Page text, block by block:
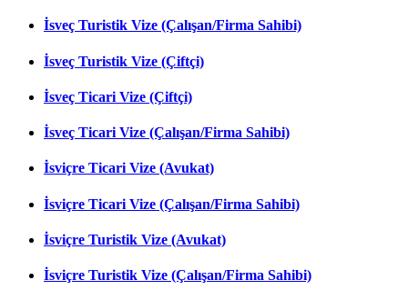
İsveç Turistik Vize (Çalışan/Firma Sahibi)
İsveç Turistik Vize (Çiftçi)
İsveç Ticari Vize (Çiftçi)
İsveç Ticari Vize (Çalışan/Firma Sahibi)
İsviçre Ticari Vize (Avukat)
İsviçre Ticari Vize (Çalışan/Firma Sahibi)
İsviçre Turistik Vize (Avukat)
İsviçre Turistik Vize (Çalışan/Firma Sahibi)